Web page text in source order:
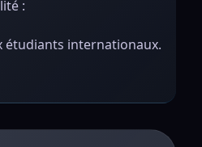
:
étudiants internationaux.